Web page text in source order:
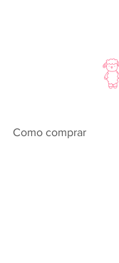
Como comprar